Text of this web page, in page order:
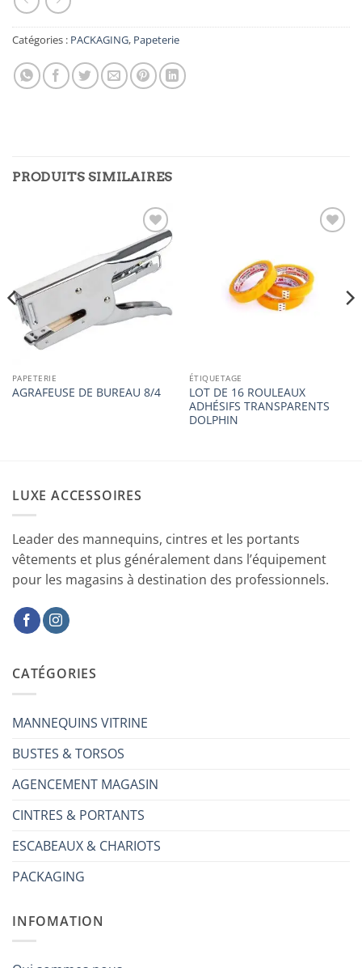
Catégories : PACKAGING, Papeterie
PRODUITS SIMILAIRES
Ajouter
à la
liste
d’envies
PAPETERIE
AGRAFEUSE DE BUREAU 8/4
d’envies
ÉTIQUETAGE
LOT DE 16 ROULEAUX
ADHÉSIFS TRANSPARENTS
DOLPHIN
LUXE ACCESSOIRES
Leader des mannequins, cintres et les portants
vêtements et plus généralement dans l’équipement
pour les magasins à destination des professionnels.
CATÉGORIES
MANNEQUINS VITRINE
BUSTES & TORSOS
AGENCEMENT MAGASIN
CINTRES & PORTANTS
ESCABEAUX & CHARIOTS
PACKAGING
INFOMATION